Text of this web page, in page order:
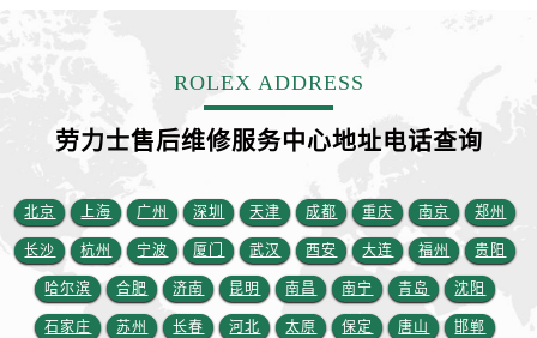
西藏自治区那曲市色尼区浙江西路劳力士售后服务中心（需提前预约）
西藏自治区日喀则市桑珠孜区上海中路劳力士售后服务中心（需提前预约）
西藏自治区山南市乃东区湖北大道劳力士售后服务中心（需提前预约）
云南省保山市隆阳区正阳路劳力士售后服务中心（需提前预约）
ROLEX ADDRESS
劳力士售后维修服务中心地址电话查询
北京 上海 广州 深圳 天津 成都 重庆 南京 郑州
长沙 杭州 宁波 厦门 武汉 西安 大连 福州 贵阳
哈尔滨 合肥 济南 昆明 南昌 南宁 青岛 沈阳
石家庄 苏州 长春 河北 太原 保定 唐山 邯郸